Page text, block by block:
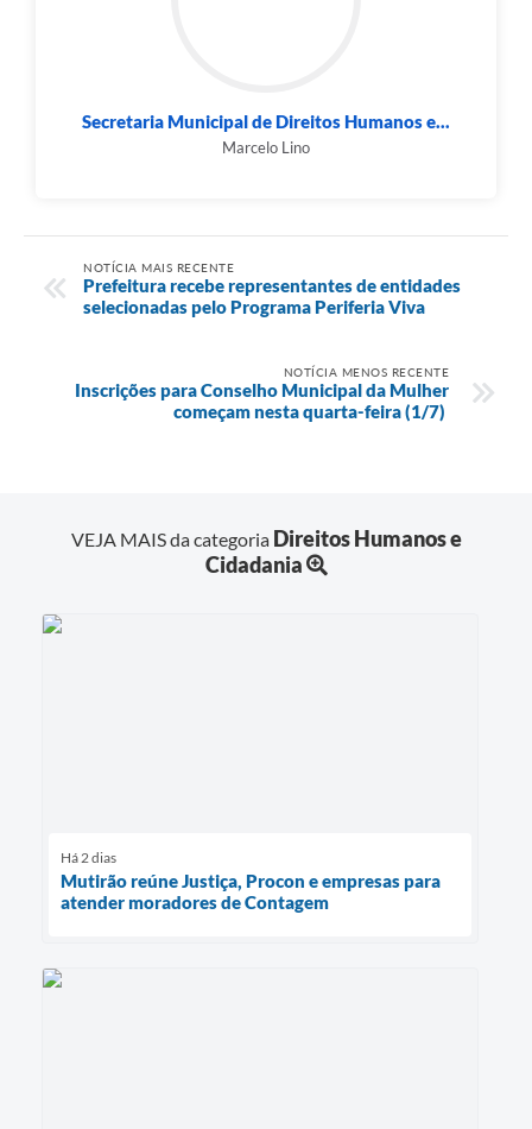
Secretaria Municipal de Direitos Humanos e...
Marcelo Lino
NOTÍCIA MAIS RECENTE
Prefeitura recebe representantes de entidades
selecionadas pelo Programa Periferia Viva
NOTÍCIA MENOS RECENTE
Inscrições para Conselho Municipal da Mulher
começam nesta quarta-feira (1/7)
VEJA MAIS da categoria Direitos Humanos e
Cidadania
Há 2 dias
Mutirão reúne Justiça, Procon e empresas para
atender moradores de Contagem